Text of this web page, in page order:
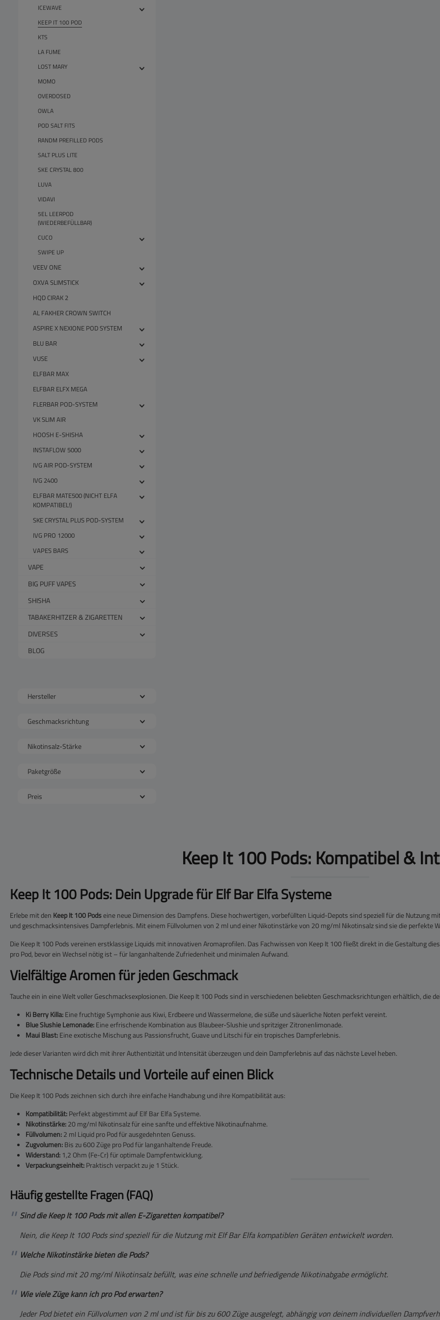
ICEWAVE
KEEP IT 100 POD
KTS
LA FUME
LOST MARY
MOMO
OVERDOSED
OWLA
POD SALT FITS
RANDM PREFILLED PODS
SALT PLUS LITE
SKE CRYSTAL 800
LUVA
VIDAVI
5EL LEERPOD
(WIEDERBEFÜLLBAR)
CUCO
SWIPE UP
VEEV ONE
OXVA SLIMSTICK
HQD CIRAK 2
AL FAKHER CROWN SWITCH
ASPIRE X NEXIONE POD SYSTEM
BLU BAR
VUSE
ELFBAR MAX
ELFBAR ELFX MEGA
FLERBAR POD-SYSTEM
VK SLIM AIR
HOOSH E-SHISHA
INSTAFLOW 5000
IVG AIR POD-SYSTEM
IVG 2400
ELFBAR MATE500 (NICHT ELFA
KOMPATIBEL!)
SKE CRYSTAL PLUS POD-SYSTEM
IVG PRO 12000
VAPES BARS
VAPE
BIG PUFF VAPES
SHISHA
TABAKERHITZER & ZIGARETTEN
DIVERSES
BLOG
Hersteller
Geschmacksrichtung
Nikotinsalz-Stärke
Paketgröße
Preis
Keep It 100 Pods: Kompatibel &
Keep It 100 Pods: Dein Upgrade für Elf Bar Elfa Systeme
Erlebe mit den Keep It 100 Podseine neue Dimension des Dampfens. Diese hochwertigen, vorbefüllten Liquid-Depots sind speziell für die Nutzung
und geschmacksintensives Dampferlebnis. Mit einem Füllvolumen von 2 ml und einer Nikotinstärke von 20 mg/ml Nikotinsalz sind sie die perfekte
Die Keep It 100 Pods vereinen erstklassige Liquids mit innovativen Aromaprofilen. Das Fachwissen von Keep It 100 fließt direkt in die Gestaltung
pro Pod, bevor ein Wechsel nötig ist – für langanhaltende Zufriedenheit und minimalen Aufwand.
Vielfältige Aromen für jeden Geschmack
Tauche ein in eine Welt voller Geschmacksexplosionen. Die Keep It 100 Pods sind in verschiedenen beliebten Geschmacksrichtungen erhältlich, die
Ki Berry Killa:Eine fruchtige Symphonie aus Kiwi, Erdbeere und Wassermelone, die süße und säuerliche Noten perfekt vereint.
Blue Slushie Lemonade:Eine erfrischende Kombination aus Blaubeer-Slushie und spritziger Zitronenlimonade.
Maui Blast:Eine exotische Mischung aus Passionsfrucht, Guave und Litschi für ein tropisches Dampferlebnis.
Jede dieser Varianten wird dich mit ihrer Authentizität und Intensität überzeugen und dein Dampferlebnis auf das nächste Level heben.
Technische Details und Vorteile auf einen Blick
Die Keep It 100 Pods zeichnen sich durch ihre einfache Handhabung und ihre Kompatibilität aus:
Kompatibilität:Perfekt abgestimmt auf Elf Bar Elfa Systeme.
Nikotinstärke:20 mg/ml Nikotinsalz für eine sanfte und effektive Nikotinaufnahme.
Füllvolumen:2 ml Liquid pro Pod für ausgedehnten Genuss.
Zugvolumen:Bis zu 600 Züge pro Pod für langanhaltende Freude.
Widerstand: 1,2 Ohm (Fe-Cr) für optimale Dampfentwicklung.
Verpackungseinheit:Praktisch verpackt zu je 1 Stück.
Häufig gestellte Fragen (FAQ)
Sind die Keep It 100 Pods mit allen E-Zigaretten kompatibel?
Nein, die Keep It 100 Pods sind speziell für die Nutzung mit Elf Bar Elfa kompatiblen Geräten entwickelt worden.
Welche Nikotinstärke bieten die Pods?
Die Pods sind mit 20 mg/ml Nikotinsalz befüllt, was eine schnelle und befriedigende Nikotinabgabe ermöglicht.
Wie viele Züge kann ich pro Pod erwarten?
Jeder Pod bietet ein Füllvolumen von 2 ml und ist für bis zu 600 Züge ausgelegt, abhängig von deinem individuellen